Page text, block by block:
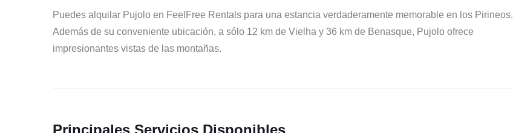
Puedes alquilar Pujolo en FeelFree Rentals para una estancia verdaderamente memorable en los Pirineos.
Además de su conveniente ubicación, a sólo 12 km de Vielha y 36 km de Benasque, Pujolo ofrece
impresionantes vistas de las montañas.
Principales Servicios Disponibles